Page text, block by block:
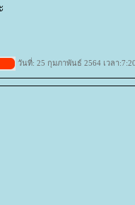
วันที่: 25 กุมภาพันธ์ 2564 เวลา